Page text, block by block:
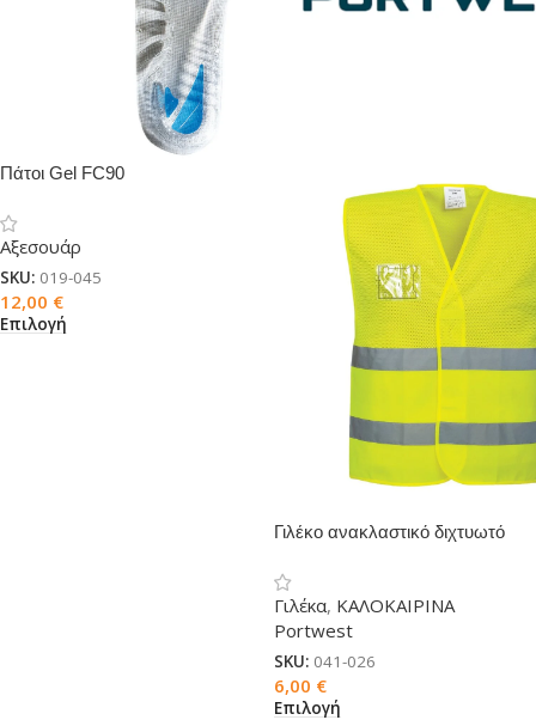
Πάτοι Gel FC90
Αξεσουάρ
SKU: 019-045
12,00 €
Επιλογή
Γιλέκο ανακλαστικό διχτυωτό
Γιλέκα, ΚΑΛΟΚΑΙΡΙΝΑ
Portwest
SKU: 041-026
6,00 €
Επιλογή